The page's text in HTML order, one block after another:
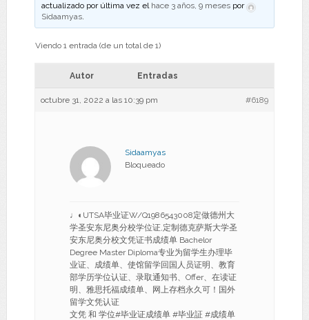
actualizado por última vez el hace 3 años, 9 meses por
Sidaamyas.
Viendo 1 entrada (de un total de 1)
Autor Entradas
octubre 31, 2022 a las 10:39 pm #6189
Sidaamyas
Bloqueado
♩◐UTSA毕业证W/Q1986543008定做德州大
学圣安东尼奥分校学位证,定制德克萨斯大学圣
安东尼奥分校文凭证书成绩单 Bachelor
Degree Master Diploma专业为留学生办理毕
业证、成绩单、使馆留学回国人员证明、教育
部学历学位认证、录取通知书、Offer、在读证
明、雅思托福成绩单、网上存档永久可！国外
留学文凭认证
文凭 和 学位#毕业证成绩单 #毕业証 #成绩单